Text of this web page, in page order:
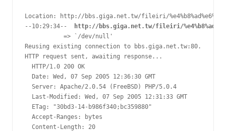
Location: http://bbs.giga.net.tw/fileiri/
--10:29:34--
http://bbs.giga.net.tw/fileiri/
           => `/dev/null'
Reusing existing connection to bbs.giga.net.tw:80.
HTTP request sent, awaiting response...
  HTTP/1.0 200 OK
  Date: Wed, 07 Sep 2005 12:36:30 GMT
  Server: Apache/2.0.54 (FreeBSD) PHP/5.0.4
  Last-Modified: Wed, 07 Sep 2005 12:31:33 GMT
  ETag: "30bd3-14-b986f340;bc359880"
  Accept-Ranges: bytes
  Content-Length: 20